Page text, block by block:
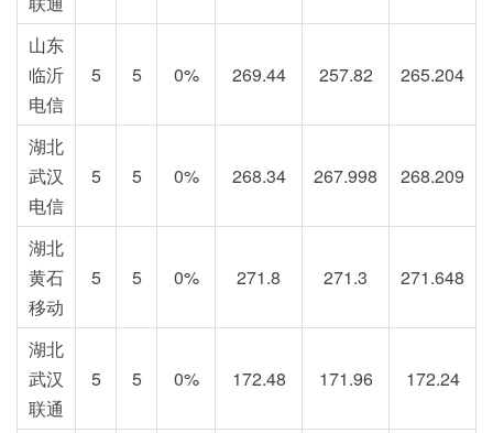
山东
临沂
电信
5 5 0% 269.44 257.82 265.204
湖北
武汉
电信
5 5 0% 268.34 267.998 268.209
湖北
黄石
移动
5 5 0% 271.8 271.3 271.648
湖北
武汉
联通
5 5 0% 172.48 171.96 172.24